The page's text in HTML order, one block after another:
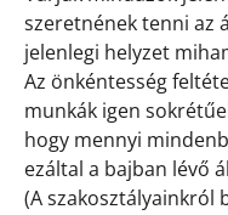
szeretnének tenni az
jelenlegi helyzet
Az önkéntesség
munkák igen
hogy mennyi
ezáltal a bajban lévő
(A szakosztályainkról